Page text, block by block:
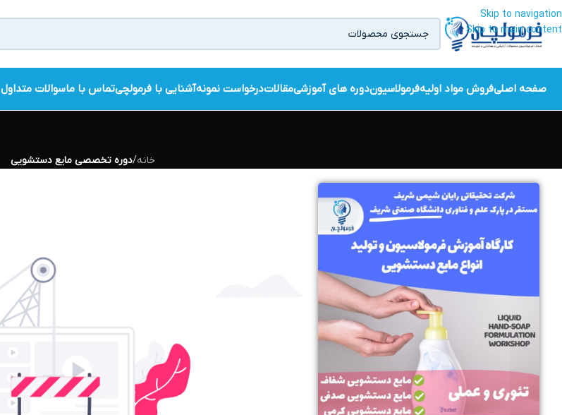
Skip to navigation
Skip to main content
صفحه اصلیفروش مواد اولیهفرمولاسیوندوره های آموزشیمقالاتدرخواست نمونهآشنایی با فرمولچیتماس با ماسوالات متداول
خانه/دوره تخصصی مایع دستشویی